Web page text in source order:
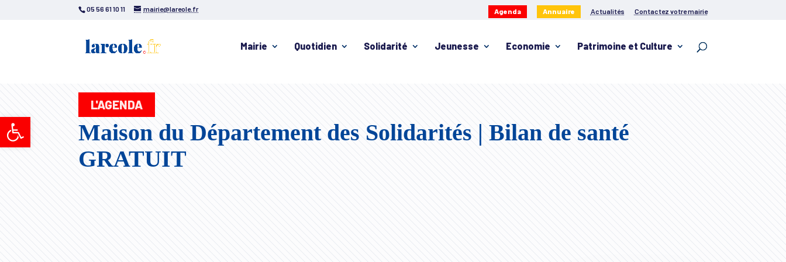
Ouvrir la barre d’outils
05 56 61 10 11 mairie@lareole.fr Agenda Annuaire Actualités Contactez votre mairie
Mairie Quotidien Solidarité Jeunesse Economie Patrimoine et Culture
L'AGENDA
Maison du Département des Solidarités | Bilan de santé
GRATUIT